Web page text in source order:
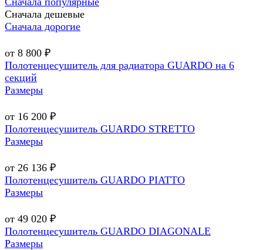
Сначала дешевые
Сначала дорогие
от 8 800 ₽
Полотенцесушитель для радиатора GUARDO на 6
секций
Размеры
от 16 200 ₽
Полотенцесушитель GUARDO STRETTO
Размеры
от 26 136 ₽
Полотенцесушитель GUARDO PIATTO
Размеры
от 49 020 ₽
Полотенцесушитель GUARDO DIAGONALE
Размеры